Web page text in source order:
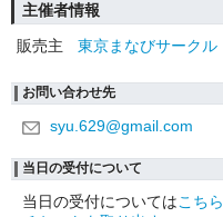
主催者情報
販売主
東京まなびサークル
お問い合わせ先
syu.629@gmail.com
当日の受付について
当日の受付についてはこちら